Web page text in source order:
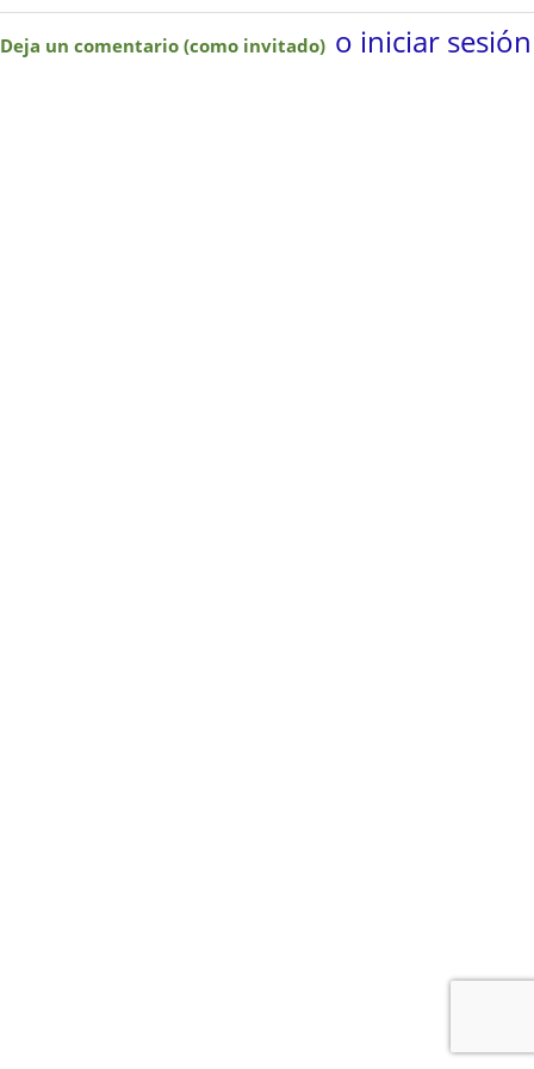
Deja un comentario (como invitado) o iniciar sesión